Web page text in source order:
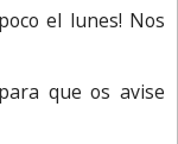
el lunes! Nos
para que os avise